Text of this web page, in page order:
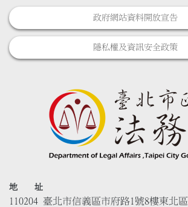
政府網站資料開放宣告
隱私權及資訊安全政策
地 址
110204 臺北市信義區市府路1號8樓東北區